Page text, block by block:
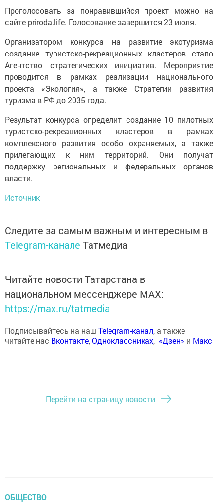
Проголосовать за понравившийся проект можно на
сайте priroda.life. Голосование завершится 23 июля.
Организатором конкурса на развитие экотуризма
создание туристско-рекреационных кластеров стало
Агентство стратегических инициатив. Мероприятие
проводится в рамках реализации национального
проекта «Экология», а также Стратегии развития
туризма в РФ до 2035 года.
Результат конкурса определит создание 10 пилотных
туристско-рекреационных кластеров в рамках
комплексного развития особо охраняемых, а также
прилегающих к ним территорий. Они получат
поддержку региональных и федеральных органов
власти.
Источник
Следите за самым важным и интересным в
Telegram-канале Татмедиа
Читайте новости Татарстана в
национальном мессенджере MАХ:
https://max.ru/tatmedia
Подписывайтесь на наш Telegram-канал, а также
читайте нас Вконтакте,Одноклассниках, «Дзен» и Макс
Перейти на страницу новости
ОБЩЕСТВО